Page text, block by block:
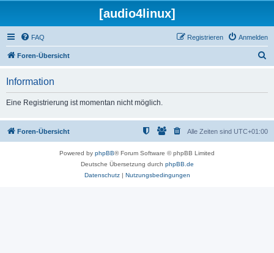
[audio4linux]
FAQ Anmelden
Registrieren
Foren-Übersicht
Information
Eine Registrierung ist momentan nicht möglich.
Foren-Übersicht Alle Zeiten sind UTC+01:00
Powered by phpBB® Forum Software © phpBB Limited
Deutsche Übersetzung durch phpBB.de
Datenschutz| Nutzungsbedingungen